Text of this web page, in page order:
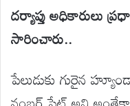
దర్యాప్తు అధికారులు
సారించారు..
పేలుడుకు గురైన